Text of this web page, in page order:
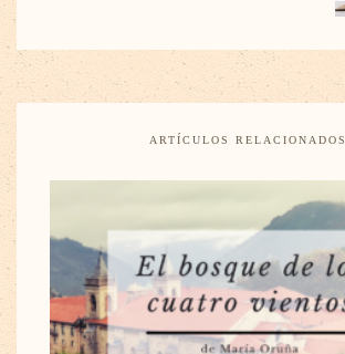
ARTÍCULOS RELACIONADOS